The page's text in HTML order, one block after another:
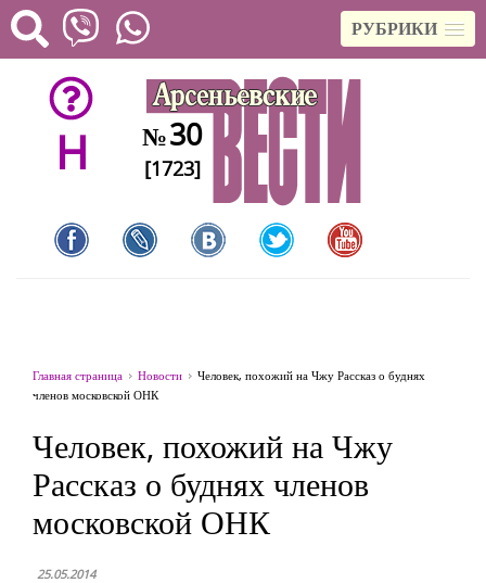
РУБРИКИ
H №30
[1723]
Главная страница Новости
Человек, похожий на Чжу Рассказ о буднях
членов московской ОНК
Человек, похожий на Чжу
Рассказ о буднях членов
московской ОНК
25.05.2014